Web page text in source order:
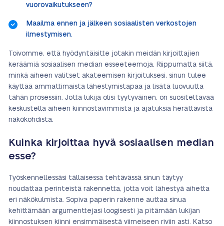
vuorovaikutukseen?
Maailma ennen ja jälkeen sosiaalisten verkostojen
ilmestymisen.
Toivomme, että hyödyntäisitte jotakin meidän kirjoittajien
keräämiä sosiaalisen median esseeteemoja. Riippumatta siitä,
minkä aiheen valitset akateemisen kirjoituksesi, sinun tulee
käyttää ammattimaista lähestymistapaa ja lisätä luovuutta
tähän prosessiin. Jotta lukija olisi tyytyväinen, on suositeltavaa
keskustella aiheen kiinnostavimmista ja ajatuksia herättävistä
näkökohdista.
Kuinka kirjoittaa hyvä sosiaalisen median
esse?
Työskennellessäsi tällaisessa tehtävässä sinun täytyy
noudattaa perinteistä rakennetta, jotta voit lähestyä aihetta
eri näkökulmista. Sopiva paperin rakenne auttaa sinua
kehittämään argumenttejasi loogisesti ja pitämään lukijan
kiinnostuksen kiinni ensimmäisestä viimeiseen riviin asti. Katso